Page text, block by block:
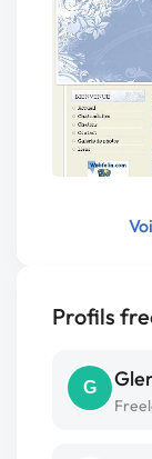
Profils
G